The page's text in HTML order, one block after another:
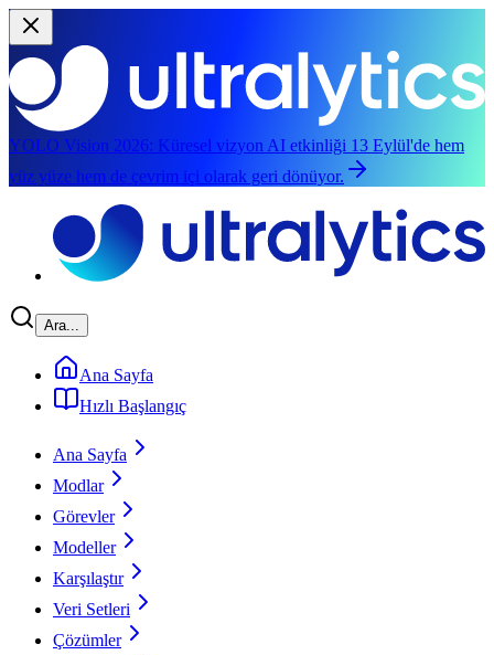
YOLO Vision 2026: Küresel vizyon AI etkinliği 13 Eylül'de hem
yüz yüze hem de çevrim içi olarak geri dönüyor.
Ara...
Ana Sayfa
Hızlı Başlangıç
Ana Sayfa
Modlar
Görevler
Modeller
Karşılaştır
Veri Setleri
Çözümler